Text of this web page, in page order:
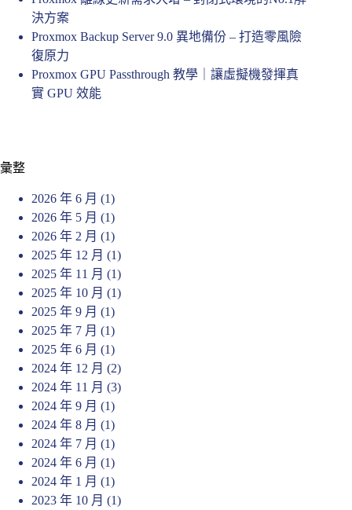
決方案
Proxmox Backup Server 9.0 異地備份 – 打造零風險
復原力
Proxmox GPU Passthrough 教學｜讓虛擬機發揮真
實 GPU 效能
彙整
2026 年 6 月 (1)
2026 年 5 月 (1)
2026 年 2 月 (1)
2025 年 12 月 (1)
2025 年 11 月 (1)
2025 年 10 月 (1)
2025 年 9 月 (1)
2025 年 7 月 (1)
2025 年 6 月 (1)
2024 年 12 月 (2)
2024 年 11 月 (3)
2024 年 9 月 (1)
2024 年 8 月 (1)
2024 年 7 月 (1)
2024 年 6 月 (1)
2024 年 1 月 (1)
2023 年 10 月 (1)